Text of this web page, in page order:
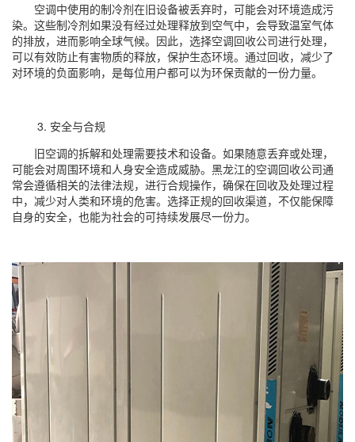
空调中使用的制冷剂在旧设备被丢弃时，可能会对环境造成污
染。这些制冷剂如果没有经过处理释放到空气中，会导致温室气体
的排放，进而影响全球气候。因此，选择空调回收公司进行处理，
可以有效防止有害物质的释放，保护生态环境。通过回收，减少了
对环境的负面影响，是每位用户都可以为环保贡献的一份力量。
3. 安全与合规
旧空调的拆解和处理需要技术和设备。如果随意丢弃或处理，
可能会对周围环境和人身安全造成威胁。黑龙江的空调回收公司通
常会遵循相关的法律法规，进行合规操作，确保在回收及处理过程
中，减少对人类和环境的危害。选择正规的回收渠道，不仅能保障
自身的安全，也能为社会的可持续发展尽一份力。